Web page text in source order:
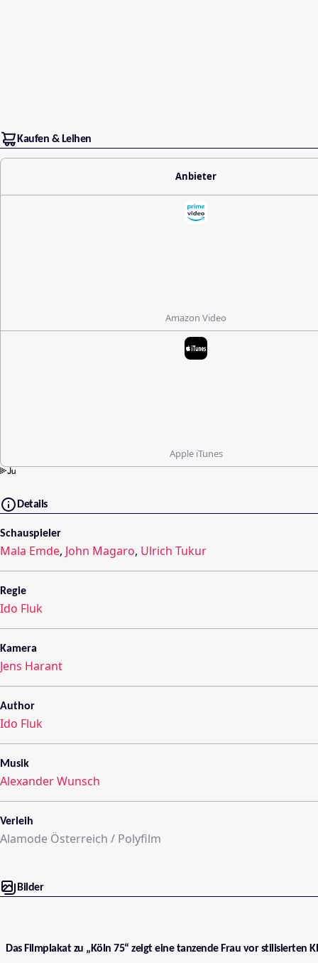
Kaufen & Leihen
Anbieter
Amazon Video
Apple iTunes
Details
Schauspieler
Mala Emde, John Magaro, Ulrich Tukur
Regie
Ido Fluk
Kamera
Jens Harant
Author
Ido Fluk
Musik
Alexander Wunsch
Verleih
Alamode Österreich / Polyfilm
Bilder
Das Filmplakat zu „Köln 75“ zeigt eine tanzende Frau vor stilisierten